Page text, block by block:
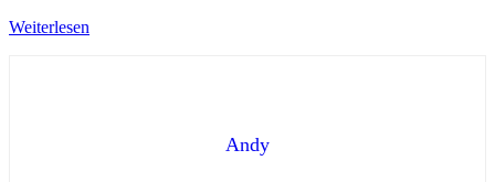
Weiterlesen
Andy